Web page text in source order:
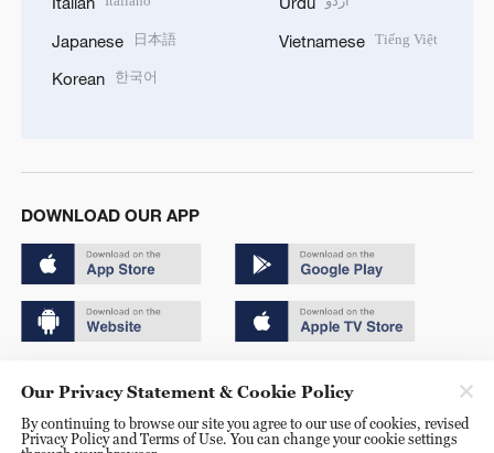
Japanese 日本語
Korean 한국어
Vietnamese Tiếng Việt
DOWNLOAD OUR APP
京ICP备20000184号
Our Privacy Statement & Cookie Policy
By continuing to browse our site you agree to our use of cookies, revised
Privacy Policy and Terms of Use. You can change your cookie settings